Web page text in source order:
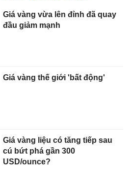
Giá vàng vừa lên đỉnh đã quay
đầu giảm mạnh
Giá vàng thế giới 'bất động'
Giá vàng liệu có tăng tiếp sau
cú bứt phá gần 300
USD/ounce?